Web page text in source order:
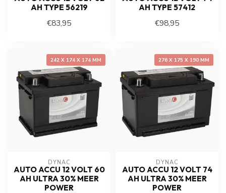
AH TYPE 56219
€83,95
AH TYPE 57412
€98,95
242 X 174 X 174 MM
DYNAC
AUTO ACCU 12 VOLT 60
AH ULTRA 30% MEER
POWER
276 X 175 X 190 MM
DYNAC
AUTO ACCU 12 VOLT 74
AH ULTRA 30% MEER
POWER